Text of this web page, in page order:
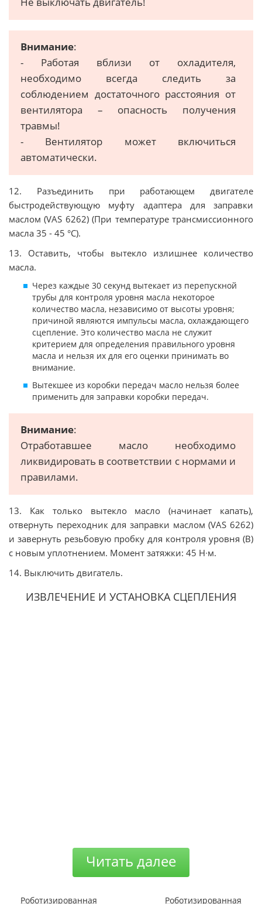
Внимание:
- Работая вблизи от охладителя,
необходимо всегда следить за
соблюдением достаточного расстояния от
вентилятора – опасность получения
травмы!
- Вентилятор может включиться
автоматически.
12. Разъединить при работающем двигателе
быстродействующую муфту адаптера для заправки
маслом (VAS 6262) (При температуре трансмиссионного
масла 35 - 45 °C).
13. Оставить, чтобы вытекло излишнее количество
масла.
Через каждые 30 секунд вытекает из перепускной
трубы для контроля уровня масла некоторое
количество масла, независимо от высоты уровня;
причиной являются импульсы масла, охлаждающего
сцепление. Это количество масла не служит
критерием для определения правильного уровня
масла и нельзя их для его оценки принимать во
внимание.
Вытекшее из коробки передач масло нельзя более
применить для заправки коробки передач.
Внимание:
Отработавшее масло необходимо
ликвидировать в соответствии с нормами и
правилами.
13. Как только вытекло масло (начинает капать),
отвернуть переходник для заправки маслом (VAS 6262)
и завернуть резьбовую пробку для контроля уровня (B)
с новым уплотнением. Момент затяжки: 45 Н∙м.
14. Выключить двигатель.
ИЗВЛЕЧЕНИЕ И УСТАНОВКА СЦЕПЛЕНИЯ
Читать далее
Роботизированная
Роботизированная